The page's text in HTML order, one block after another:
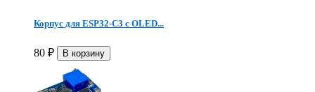
Корпус для ESP32-C3 с OLED...
80 ₽